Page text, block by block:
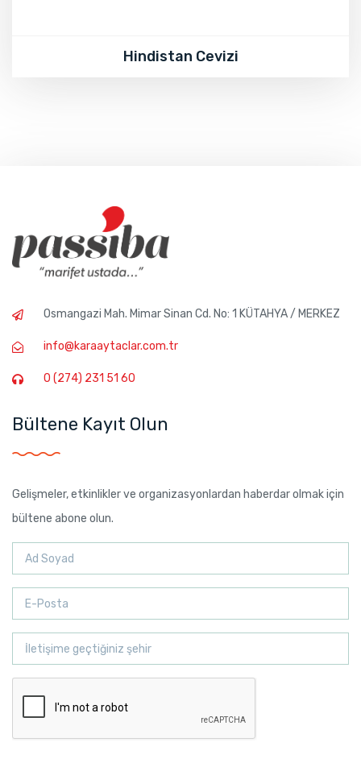
Hindistan Cevizi
Osmangazi Mah. Mimar Sinan Cd. No: 1 KÜTAHYA / MERKEZ
info@karaaytaclar.com.tr
0 (274) 231 51 60
Bültene Kayıt Olun
Gelişmeler, etkinlikler ve organizasyonlardan haberdar olmak için
bültene abone olun.